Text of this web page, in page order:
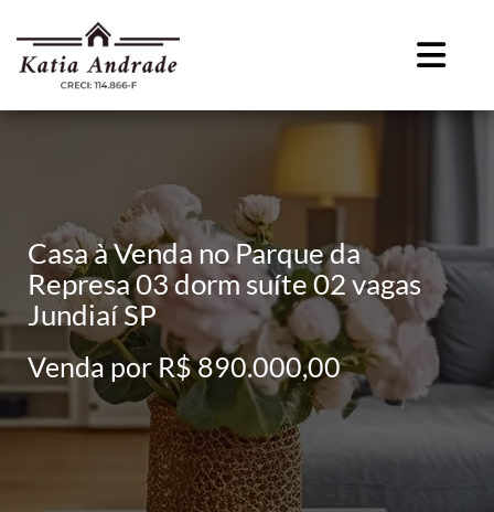
Casa à Venda no Parque da
Represa 03 dorm suíte 02 vagas
Jundiaí SP
Venda por R$ 890.000,00